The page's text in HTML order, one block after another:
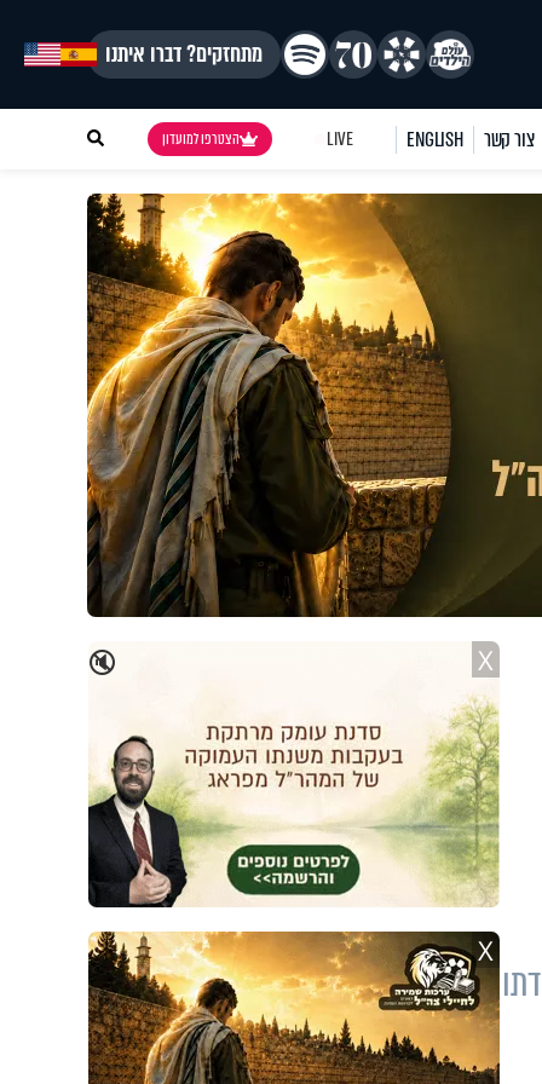
מתחזקים? דברו איתנו
צור קשר ENGLISH
LIVE הצטרפו למועדון
🔇 X
X